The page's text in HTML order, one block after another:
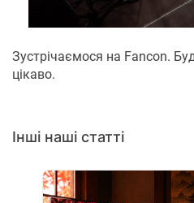
Зустрічаємося на Fancon.
цікаво.
Інші наші статті